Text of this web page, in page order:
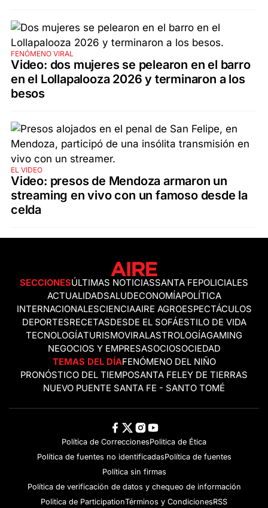
FENÓMENO VIRAL
Video: dos mujeres se pelearon en el barro
en el Lollapalooza 2026 y terminaron a los
besos
EL VIDEO
Video: presos de Mendoza armaron un
streaming en vivo con un famoso desde la
celda
SECCIONESÚLTIMAS NOTICIASSANTA FEPOLICIALES
ACTUALIDADSALUDECONOMÍAPOLÍTICA
INTERNACIONALESCIENCIAAIRE AGROESPECTÁCULOS
DEPORTESRECETASDESDE EL SOFÁESTILO DE VIDA
TECNOLOGÍATURISMOVIRALASTROLOGÍAGAMING
NEGOCIOS Y EMPRESASOCIOSOCIEDAD
TEMAS DEL DÍAFENÓMENO DEL NIÑO
PRONÓSTICO DEL TIEMPOSANTA FELEY DE TIERRAS
NUEVO PUENTE SANTA FE - SANTO TOMÉ
Política de CorreccionesPolitica de Ética
Política de fuentes no identificadasPolítica de fuentes
Política sin firmas
Política de verificación de datos y chequeo de información
Politica de ParticipationTérminos y CondicionesRSS